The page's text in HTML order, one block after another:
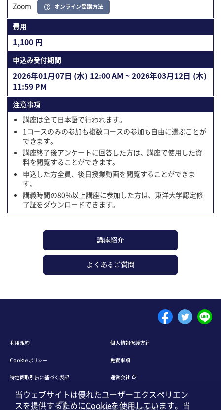
Zoom
オンライン受講方法
費用
1,100 円
申込み受付期間
2026年01⽉07⽇ (水) 12:00 AM ~ 2026年03⽉12⽇ (木)
11:59 PM
注意事項
講座は全て日本語で行われます。
1コースのみの参加も複数コースの参加も自由に選ぶことが
できます。
講座終了後アンケートに回答した方は、講座で使用した資
料を閲覧することができます。
申込した方全員、後日授業動画を閲覧することができま
す。
講義時間の80％以上講座に参加した方は、東洋大学認定修
了証をダウンロードできます。
講座紹介
よくあるご質問
TOYO Japanese Language Program
Menu footer 1
利⽤規約 個⼈情報保護⽅針
Cookieポリシー 免責事項
特定商取引法に基づく表記 運営会社
当ウェブサイトは優れたユーザーエクスペリエン
スを提供するためにCookieを使用しています。当